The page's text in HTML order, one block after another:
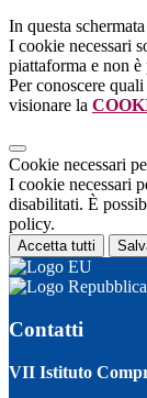
In questa
I cookie necessari
piattaforma e non
Per conoscere
visionare la
Cookie necessari
I cookie necessari
disabilitati. È
policy.
Accetta tutti
Contatti
VII Istituto